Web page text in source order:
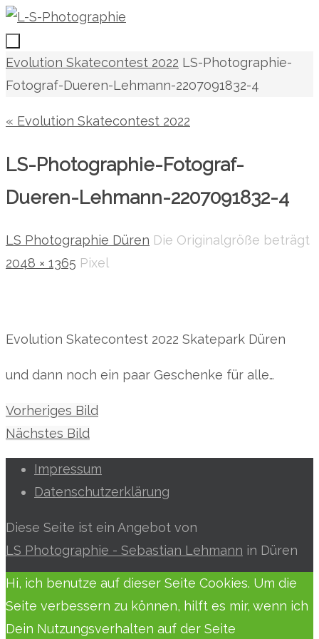
Zum
Inhalt
springen
Zum
Inhalt
Start
Evolution Skatecontest 2022 LS-Photographie-
Fotograf-Dueren-Lehmann-2207091832-4
« Evolution Skatecontest 2022
LS-Photographie-Fotograf-
Dueren-Lehmann-2207091832-4
LS Photographie Düren Die Originalgröße beträgt
2048 × 1365 Pixel
Evolution Skatecontest 2022 Skatepark Düren
und dann noch ein paar Geschenke für alle…
Vorheriges Bild
Nächstes Bild
Impressum
Datenschutzerklärung
Diese Seite ist ein Angebot von
LS Photographie - Sebastian Lehmann in Düren
Hi, ich benutze auf dieser Seite Cookies. Um die
Seite verbessern zu können, hilft es mir, wenn ich
Dein Nutzungsverhalten auf der Seite